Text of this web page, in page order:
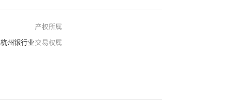
州银行业
产权所属
交易权属